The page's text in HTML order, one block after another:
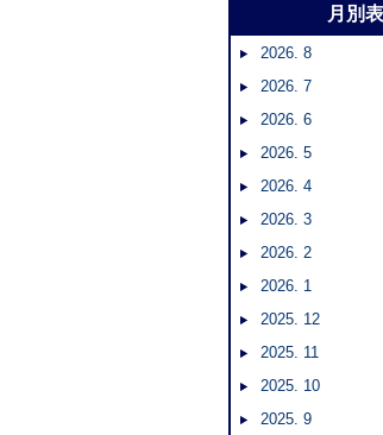
月別
2026. 8
2026. 7
2026. 6
2026. 5
2026. 4
2026. 3
2026. 2
2026. 1
2025. 12
2025. 11
2025. 10
2025. 9